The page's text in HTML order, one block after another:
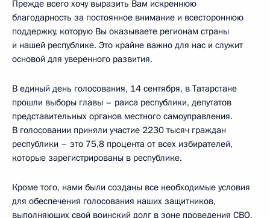
Прежде всего хочу выразить Вам искреннюю
благодарность за постоянное внимание и всестороннюю
поддержку, которую Вы оказываете регионам страны
и нашей республике. Это крайне важно для нас и служит
основой для уверенного развития.
В единый день голосования, 14 сентября, в Татарстане
прошли выборы главы – раиса республики, депутатов
представительных органов местного самоуправления.
В голосовании приняли участие 2230 тысяч граждан
республики – это 75,8 процента от всех избирателей,
которые зарегистрированы в республике.
Кроме того, нами были созданы все необходимые условия
для обеспечения голосования наших защитников,
выполняющих свой воинский долг в зоне проведения СВО.